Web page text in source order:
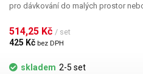
pro dávkování do malých prostor
popřípadě hrozí poškození obrobku
jehly.
514,25 Kč / set
425 Kč bez DPH
skladem 2-5 set